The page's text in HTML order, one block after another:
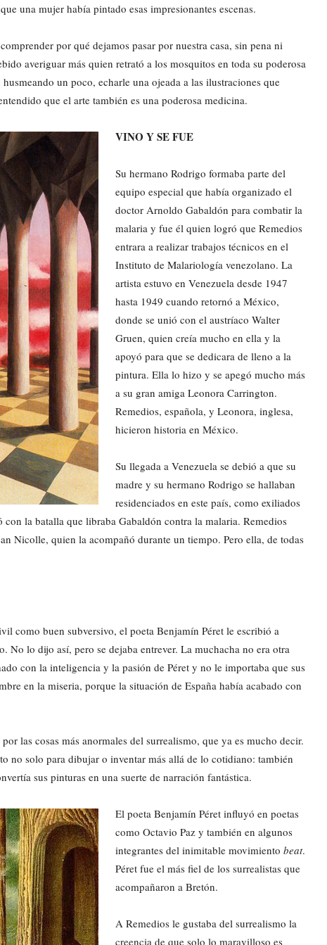
una mujer había pintado esas impresionantes escenas.
por qué dejamos pasar por nuestra casa, sin pena ni
averiguar más quien retrató a los mosquitos en toda su poderosa
un poco, echarle una ojeada a las ilustraciones que
que el arte también es una poderosa medicina.
VINO Y SE FUE
Su hermano Rodrigo formaba parte del
equipo especial que había organizado el
doctor Arnoldo Gabaldón para combatir la
malaria y fue él quien logró que Remedios
entrara a realizar trabajos técnicos en el
Instituto de Malariología venezolano. La
artista estuvo en Venezuela desde 1947
hasta 1949 cuando retornó a México,
donde se unió con el austríaco Walter
Gruen, quien creía mucho en ella y la
apoyó para que se dedicara de lleno a la
pintura. Ella lo hizo y se apegó mucho más
a su gran amiga Leonora Carrington.
Remedios, española, y Leonora, inglesa,
hicieron historia en México.
Su llegada a Venezuela se debió a que su
madre y su hermano Rodrigo se hallaban
residenciados en este país, como exiliados
la batalla que libraba Gabaldón contra la malaria. Remedios
Nicolle, quien la acompañó durante un tiempo. Pero ella, de todas
como buen subversivo, el poeta Benjamín Péret le escribió a
No lo dijo así, pero se dejaba entrever. La muchacha no era otra
con la inteligencia y la pasión de Péret y no le importaba que sus
en la miseria, porque la situación de España había acabado con
las cosas más anormales del surrealismo, que ya es mucho decir.
no solo para dibujar o inventar más allá de lo cotidiano: también
sus pinturas en una suerte de narración fantástica.
El poeta Benjamín Péret influyó en poetas
como Octavio Paz y también en algunos
integrantes del inimitable movimiento beat.
Péret fue el más fiel de los surrealistas que
acompañaron a Bretón.
A Remedios le gustaba del surrealismo la
creencia de que solo lo maravilloso es